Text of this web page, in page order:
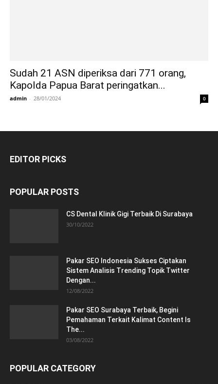
Sudah 21 ASN diperiksa dari 771 orang,
Kapolda Papua Barat peringatkan...
admin - 28/01/2024 0
EDITOR PICKS
POPULAR POSTS
CS Dental Klinik Gigi Terbaik Di Surabaya
30/10/2022
Pakar SEO Indonesia Sukses Ciptakan
Sistem Analisis Trending Topik Twitter
Dengan...
12/08/2022
Pakar SEO Surabaya Terbaik, Begini
Pemahaman Terkait Kalimat Content Is
The...
03/08/2022
POPULAR CATEGORY